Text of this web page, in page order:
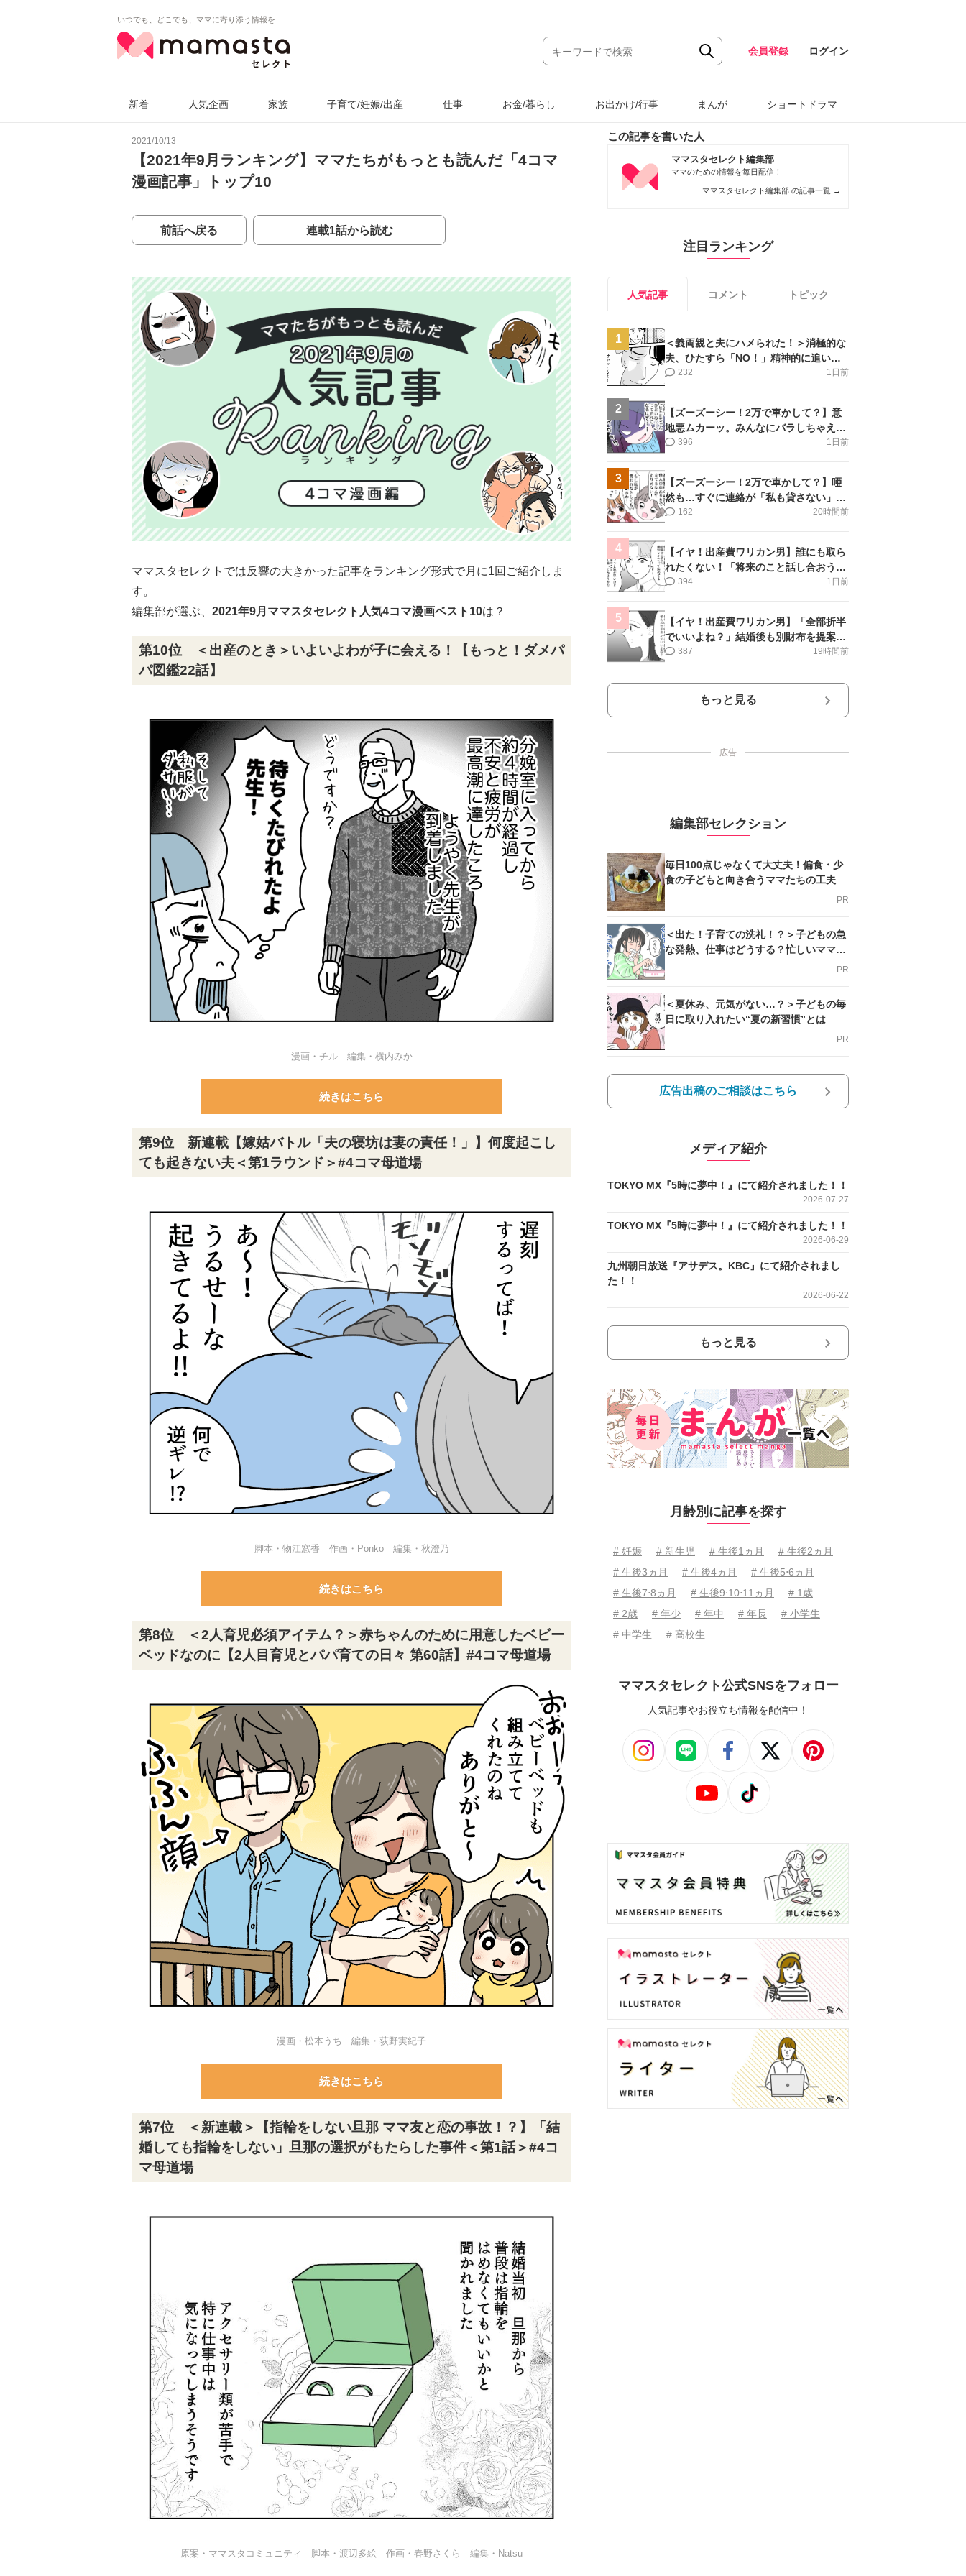
いつでも、どこでも、ママに寄り添う情報を
会員登録 ログイン
新着 人気企画 家族 子育て/妊娠/出産 仕事 お金/暮らし お出かけ/行事 まんが ショートドラマ
2021/10/13
【2021年9月ランキング】ママたちがもっとも読んだ「4コマ
漫画記事」トップ10
前話へ戻る 連載1話から読む
ママスタセレクトでは反響の大きかった記事をランキング形式で月に1回ご紹介しま
す。
編集部が選ぶ、 2021年9月ママスタセレクト人気4コマ漫画ベスト10は？
第10位 ＜出産のとき＞いよいよわが子に会える！【もっと！ダメパ
パ図鑑22話】
漫画・チル 編集・横内みか
続きはこちら
第9位 新連載【嫁姑バトル「夫の寝坊は妻の責任！」】何度起こし
ても起きない夫＜第1ラウンド＞#4コマ母道場
脚本・物江窓香 作画・Ponko 編集・秋澄乃
続きはこちら
第8位 ＜2人育児必須アイテム？＞赤ちゃんのために用意したベビー
ベッドなのに【2人目育児とパパ育ての日々 第60話】#4コマ母道場
漫画・松本うち 編集・荻野実紀子
続きはこちら
第7位 ＜新連載＞【指輪をしない旦那 ママ友と恋の事故！？】「結
婚しても指輪をしない」旦那の選択がもたらした事件＜第1話＞#4コ
マ母道場
原案・ママスタコミュニティ 脚本・渡辺多絵 作画・春野さくら 編集・Natsu
この記事を書いた人
ママスタセレクト編集部
ママのための情報を毎日配信！
ママスタセレクト編集部 の記事一覧 →
注目ランキング
人気記事 コメント トピック
1
＜義両親と夫にハメられた！＞消極的な
夫、ひたすら「NO！」精神的に追い詰
められ涙【第3話まんが】
1日前
232
2
【ズーズーシー！2万で車かして？】意
地悪ムカーッ。みんなにバラしちゃえ＜
第14話＞#4コマ母道場
1日前
396
3
【ズーズーシー！2万で車かして？】唖
然も…すぐに連絡が「私も貸さない」＜
第15話＞#4コマ母道場
20時間前
162
4
【イヤ！出産費ワリカン男】誰にも取ら
れたくない！「将来のこと話し合おう」
＜第9話＞#4コマ母道場
1日前
394
5
【イヤ！出産費ワリカン男】「全部折半
でいいよね？」結婚後も別財布を提案＜
第10話＞#4コマ母道場
19時間前
387
もっと見る
広告
編集部セレクション
毎日100点じゃなくて大丈夫！偏食・少
食の子どもと向き合うママたちの工夫
PR
＜出た！子育ての洗礼！？＞子どもの急
な発熱、仕事はどうする？忙しいママを
PR
＜夏休み、元気がない…？＞子どもの毎
日に取り入れたい“夏の新習慣”とは
PR
広告出稿のご相談はこちら
メディア紹介
TOKYO MX『5時に夢中！』にて紹介されました！！
2026-07-27
TOKYO MX『5時に夢中！』にて紹介されました！！
2026-06-29
九州朝日放送『アサデス。KBC』にて紹介されまし
た！！
2026-06-22
もっと見る
月齢別に記事を探す
# 妊娠 # 新生児 # 生後1ヵ月
# 生後2ヵ月
# 生後3ヵ月
# 生後4ヵ月
# 生後5⋅6ヵ月
# 生後7⋅8ヵ月
# 生後9⋅10⋅11ヵ月
# 1歳
# 2歳
# 年少 # 年中 # 年長
# 小学生
# 中学生
# 高校生
ママスタセレクト公式SNSをフォロー
人気記事やお役立ち情報を配信中！